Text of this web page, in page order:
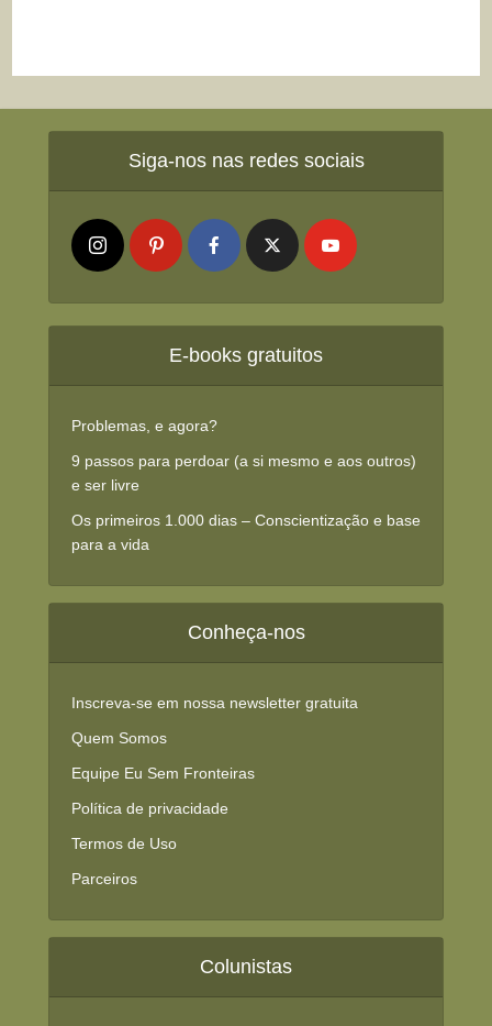
Siga-nos nas redes sociais
E-books gratuitos
Problemas, e agora?
9 passos para perdoar (a si mesmo e aos outros)
e ser livre
Os primeiros 1.000 dias – Conscientização e base
para a vida
Conheça-nos
Inscreva-se em nossa newsletter gratuita
Quem Somos
Equipe Eu Sem Fronteiras
Política de privacidade
Termos de Uso
Parceiros
Colunistas